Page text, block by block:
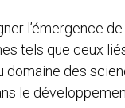
l’émergence
tels que ceux
domaine des
le